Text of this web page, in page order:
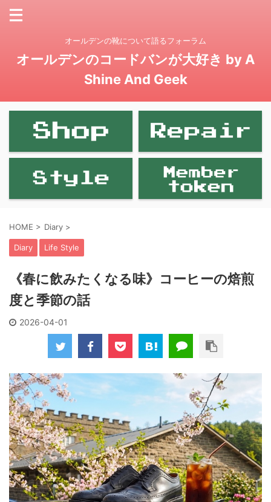
オールデンの靴について語るフォーラム
オールデンのコードバンが大好き by A
Shine And Geek
HOME > Diary >
Diary Life Style
《春に飲みたくなる味》コーヒーの焙煎
度と季節の話
2026-04-01